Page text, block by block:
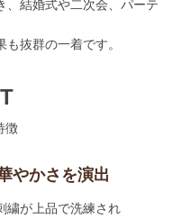
、結婚式や二次会、パーテ
抜群の一着です。
徴
やかさを演出
繍が上品で洗練され